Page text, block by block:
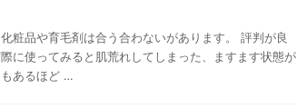
粧品や育毛剤は合う合わないがあります。 評判が良
に使ってみると肌荒れしてしまった、ますます状態が
あるほど …